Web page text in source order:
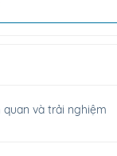
quan và trải nghiệm